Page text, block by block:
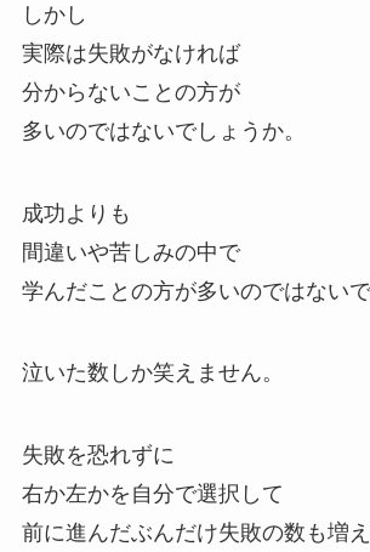
しかし
実際は失敗がなければ
分からないことの方が
多いのではないでしょうか。
成功よりも
間違いや苦しみの中で
学んだことの方が多いのではないで
泣いた数しか笑えません。
失敗を恐れずに
右か左かを自分で選択して
前に進んだぶんだけ失敗の数も増